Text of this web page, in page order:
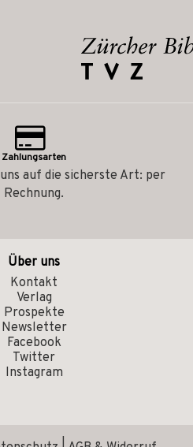
Zahlungsarten
auf die sicherste Art: per
Rechnung.
Über uns
Kontakt
Verlag
Prospekte
Newsletter
Facebook
Twitter
Instagram